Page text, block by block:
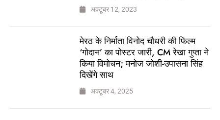
अक्टूबर 12, 2023
मेरठ के निर्माता विनोद चौधरी की फिल्म
‘गोदान’ का पोस्टर जारी, CM रेखा गुप्ता ने
किया विमोचन; मनोज जोशी-उपासना सिंह
दिखेंगे साथ
अक्टूबर 4, 2025